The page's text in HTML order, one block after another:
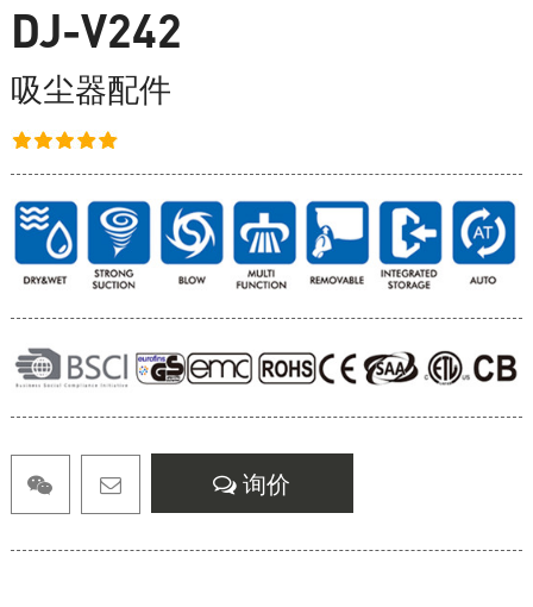
DJ-V242
吸尘器配件
询价